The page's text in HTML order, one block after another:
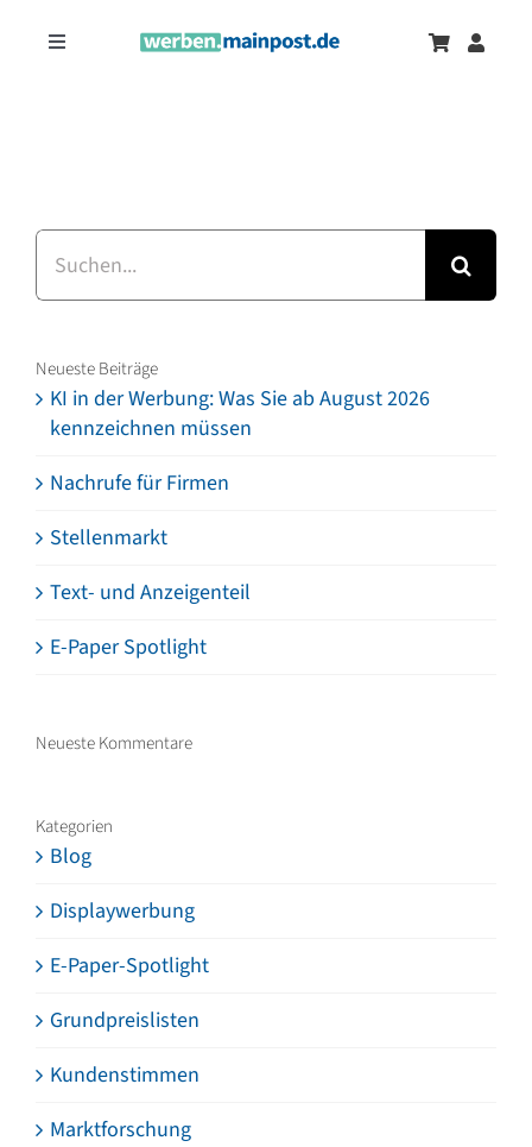
InhaltToggle
Onlinewerbung
Suche
nach:
Neueste Beiträge
KI in der Werbung: Was Sie ab August 2026
kennzeichnen müssen
Nachrufe für Firmen
Stellenmarkt
Text- und Anzeigenteil
E-Paper Spotlight
Neueste Kommentare
Kategorien
Blog
Displaywerbung
E-Paper-Spotlight
Grundpreislisten
Kundenstimmen
Marktforschung